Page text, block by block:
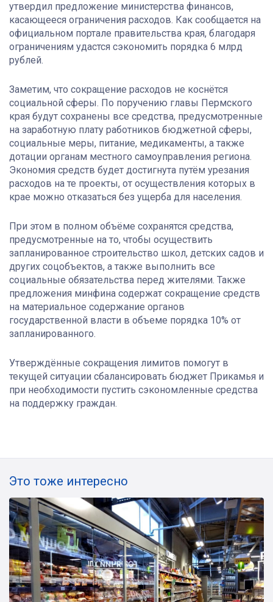
утвердил предложение министерства финансов,
касающееся ограничения расходов. Как сообщается на
официальном портале правительства края, благодаря
ограничениям удастся сэкономить порядка 6 млрд
рублей.
Заметим, что сокращение расходов не коснётся
социальной сферы. По поручению главы Пермского
края будут сохранены все средства, предусмотренные
на заработную плату работников бюджетной сферы,
социальные меры, питание, медикаменты, а также
дотации органам местного самоуправления региона.
Экономия средств будет достигнута путём урезания
расходов на те проекты, от осуществления которых в
крае можно отказаться без ущерба для населения.
При этом в полном объёме сохранятся средства,
предусмотренные на то, чтобы осуществить
запланированное строительство школ, детских садов и
других соцобъектов, а также выполнить все
социальные обязательства перед жителями. Также
предложения минфина содержат сокращение средств
на материальное содержание органов
государственной власти в объеме порядка 10% от
запланированного.
Утверждённые сокращения лимитов помогут в
текущей ситуации сбалансировать бюджет Прикамья и
при необходимости пустить сэкономленные средства
на поддержку граждан.
Это тоже интересно